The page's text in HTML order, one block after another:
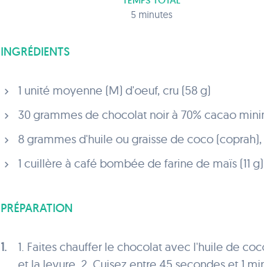
5 minutes
INGRÉDIENTS
1 unité moyenne (M) d'oeuf, cru (58 g)
30 grammes de chocolat noir à 70% cacao
8 grammes d'huile ou graisse de coco
1 cuillère à café bombée de farine de maïs (11 g)
PRÉPARATION
1.
1. Faites chauffer le chocolat avec l'huile de
et la levure. 2. Cuisez entre 45 secondes et 1